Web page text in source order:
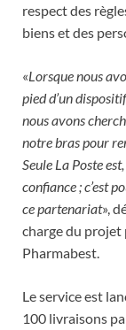
respect des
biens et des
«Lorsque nous
pied d’un
nous avons
notre bras pour
Seule La Poste
confiance ; c’est
ce partenariat»,
charge du projet
Pharmabest.
Le service est
100 livraisons